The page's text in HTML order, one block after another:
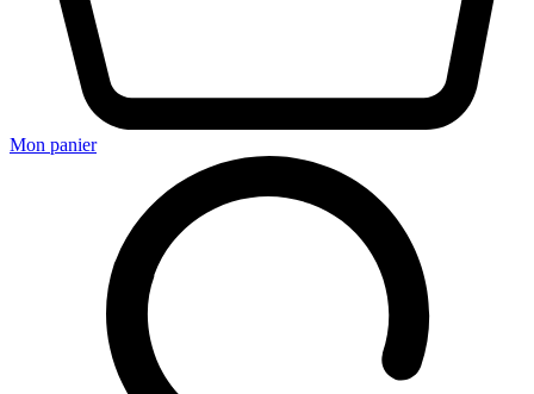
Mon panier